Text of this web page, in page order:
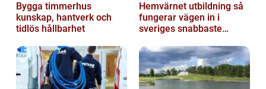
Bygga timmerhus
kunskap, hantverk och
tidlös hållbarhet
Hemvärnet utbildning så
fungerar vägen in i
sveriges snabbaste